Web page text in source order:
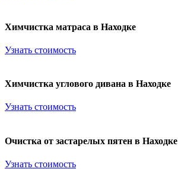
Химчистка матраса в Находке
Узнать стоимость
Химчистка углового дивана в Находке
Узнать стоимость
Очистка от застарелых пятен в Находке
Узнать стоимость